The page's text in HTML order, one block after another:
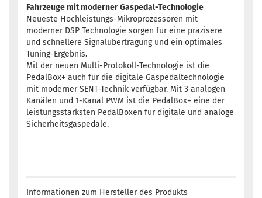
Fahrzeuge mit moderner Gaspedal-Technologie
Neueste Hochleistungs-Mikroprozessoren mit
moderner DSP Technologie sorgen für eine präzisere
und schnellere Signalübertragung und ein optimales
Tuning-Ergebnis.
Mit der neuen Multi-Protokoll-Technologie ist die
PedalBox+ auch für die digitale Gaspedaltechnologie
mit moderner SENT-Technik verfügbar. Mit 3 analogen
Kanälen und 1-Kanal PWM ist die PedalBox+ eine der
leistungsstärksten PedalBoxen für digitale und analoge
Sicherheitsgaspedale.
Informationen zum Hersteller des Produkts